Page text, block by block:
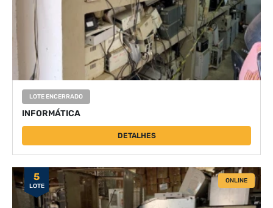
LOTE ENCERRADO
INFORMÁTICA
DETALHES
5
LOTE
ONLINE